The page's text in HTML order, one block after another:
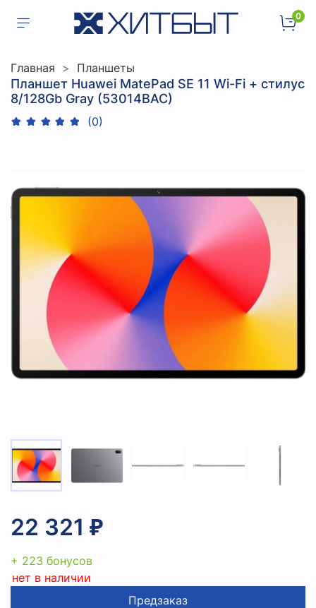
0
Главная Планшеты
Планшет Huawei MatePad SE 11 Wi-Fi + стилус
8/128Gb Gray (53014BAC)
(0)
22 321 ₽
+ 223 бонусов
нет в наличии
Предзаказ